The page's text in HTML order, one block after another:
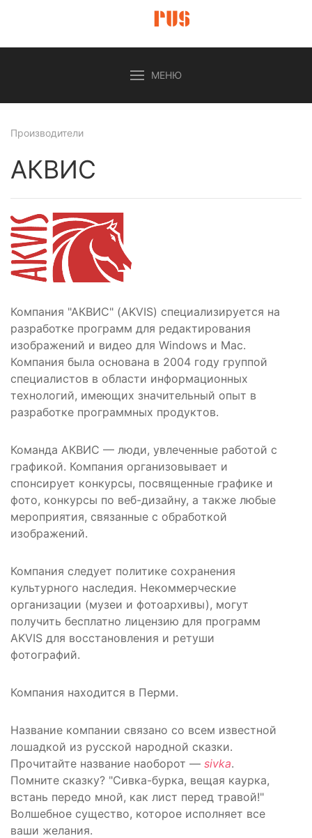
МЕНЮ
Производители
АКВИС
Компания "АКВИС" (AKVIS) специализируется на
разработке программ для редактирования
изображений и видео для Windows и Mac.
Компания была основана в 2004 году группой
специалистов в области информационных
технологий, имеющих значительный опыт в
разработке программных продуктов.
Команда АКВИС — люди, увлеченные работой с
графикой. Компания организовывает и
спонсирует конкурсы, посвященные графике и
фото, конкурсы по веб-дизайну, а также любые
мероприятия, связанные с обработкой
изображений.
Компания следует политике сохранения
культурного наследия. Некоммерческие
организации (музеи и фотоархивы), могут
получить бесплатно лицензию для программ
AKVIS для восстановления и ретуши
фотографий.
Компания находится в Перми.
Название компании связано со всем известной
лошадкой из русской народной сказки.
Прочитайте название наоборот — sivka.
Помните сказку? "Сивка-бурка, вещая каурка,
встань передо мной, как лист перед травой!"
Волшебное существо, которое исполняет все
ваши желания.